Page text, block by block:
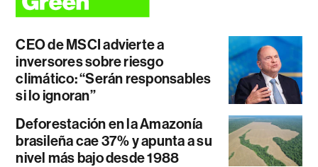
CEO de MSCI advierte a
inversores sobre riesgo
climático: “Serán responsables
si lo ignoran”
Deforestación en la Amazonía
brasileña cae 37% y apunta a su
nivel más bajo desde 1988